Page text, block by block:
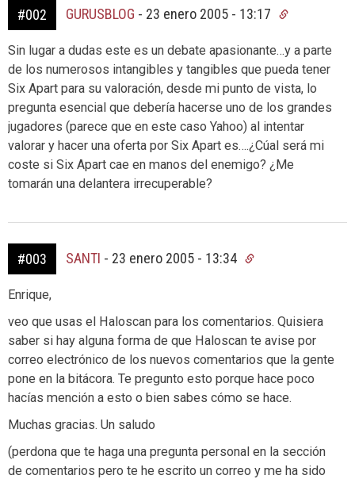
#002 GURUSBLOG - 23 enero 2005 - 13:17
Sin lugar a dudas este es un debate apasionante…y a parte
de los numerosos intangibles y tangibles que pueda tener
Six Apart para su valoración, desde mi punto de vista, lo
pregunta esencial que debería hacerse uno de los grandes
jugadores (parece que en este caso Yahoo) al intentar
valorar y hacer una oferta por Six Apart es….¿Cúal será mi
coste si Six Apart cae en manos del enemigo? ¿Me
tomarán una delantera irrecuperable?
#003 SANTI - 23 enero 2005 - 13:34
Enrique,
veo que usas el Haloscan para los comentarios. Quisiera
saber si hay alguna forma de que Haloscan te avise por
correo electrónico de los nuevos comentarios que la gente
pone en la bitácora. Te pregunto esto porque hace poco
hacías mención a esto o bien sabes cómo se hace.
Muchas gracias. Un saludo
(perdona que te haga una pregunta personal en la sección
de comentarios pero te he escrito un correo y me ha sido